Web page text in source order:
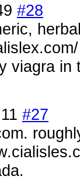
#28
viagra in
#27